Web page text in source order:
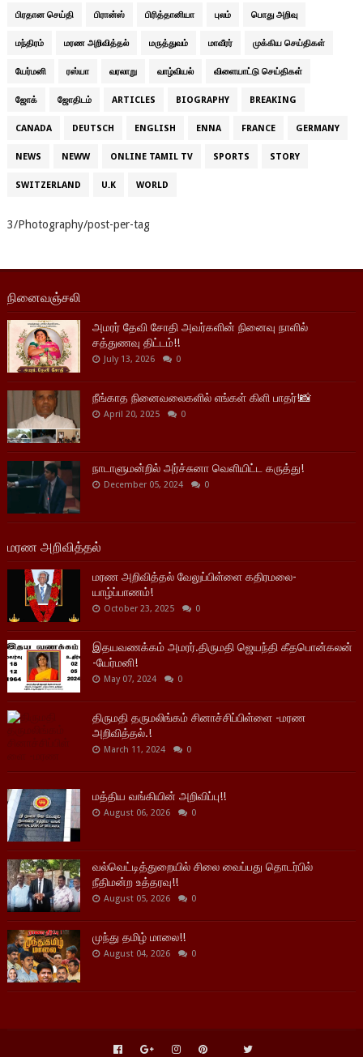
பிரதான செய்தி பிரான்ஸ் பிரித்தானியா புலம் பொது அறிவு
மந்திரம் மரண அறிவித்தல் மருத்துவம் மாவீரர் முக்கிய செய்திகள்
யேர்மனி ரஸ்யா வரலாறு வாழ்வியல் விளையாட்டு செய்திகள்
ஜோக் ஜோதிடம் ARTICLES BIOGRAPHY BREAKING
CANADA DEUTSCH ENGLISH ENNA FRANCE GERMANY
NEWS NEWW ONLINE TAMIL TV SPORTS STORY
SWITZERLAND U.K WORLD
3/Photography/post-per-tag
நினைவஞ்சலி
அமரர் தேவி சோதி அவர்களின் நினைவு நாளில்
சத்துணவு திட்டம்!!
July 13, 2026 0
நீங்காத நினைவலைகளில் எங்கள் கிளி பாதர்!📸
April 20, 2025 0
நாடாளுமன்றில் அர்ச்சுனா வெளியிட்ட கருத்து!
December 05, 2024 0
மரண அறிவித்தல்
மரண அறிவித்தல் வேலுப்பிள்ளை கதிரமலை-
யாழ்ப்பாணம்!
October 23, 2025 0
இதயவணக்கம் அமரர்.திருமதி ஜெயந்தி கீதபொன்கலன்
-யேர்மனி!
May 07, 2024 0
திருமதி தருமலிங்கம் சினாச்சிப்பிள்ளை -மரண
அறிவித்தல்.!
March 11, 2024 0
மத்திய வங்கியின் அறிவிப்பு!!
August 06, 2026 0
வல்வெட்டித்துறையில் சிலை வைப்பது தொடர்பில்
நீதிமன்ற உத்தரவு!!
August 05, 2026 0
முந்து தமிழ் மாலை!!
August 04, 2026 0